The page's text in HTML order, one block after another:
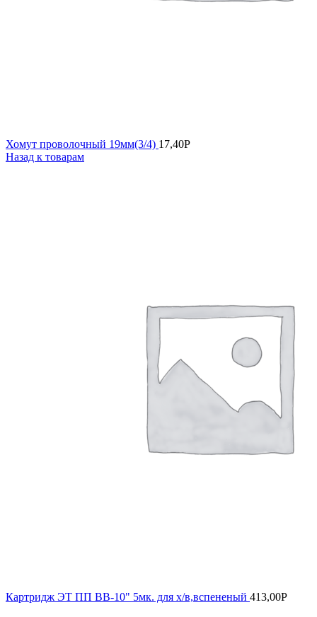
Хомут проволочный 19мм(3/4) 17,40Р
Назад к товарам
Картридж ЭТ ПП ВВ-10" 5мк. для х/в,вспененый 413,00Р